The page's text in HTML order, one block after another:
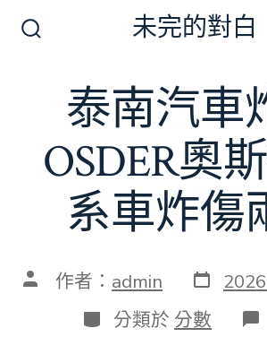
未完的對白
泰南汽車
OSDER奧
系車炸傷
文 作者： admin 發
表
日
期
分
類
分類於 分數